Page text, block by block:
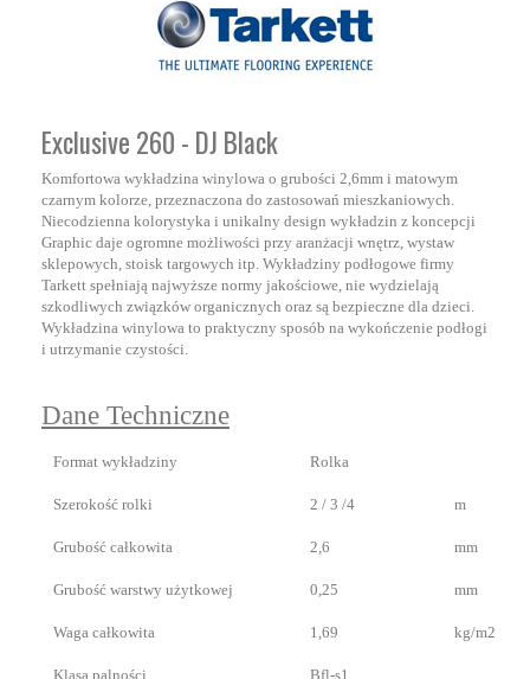
Exclusive 260 - DJ Black
Komfortowa wykładzina winylowa o grubości 2,6mm i matowym
czarnym kolorze, przeznaczona do zastosowań mieszkaniowych.
Niecodzienna kolorystyka i unikalny design wykładzin z koncepcji
Graphic daje ogromne możliwości przy aranżacji wnętrz, wystaw
sklepowych, stoisk targowych itp. Wykładziny podłogowe firmy
Tarkett spełniają najwyższe normy jakościowe, nie wydzielają
szkodliwych związków organicznych oraz są bezpieczne dla dzieci.
Wykładzina winylowa to praktyczny sposób na wykończenie podłogi
i utrzymanie czystości.
Dane Techniczne
Format wykładziny Rolka
Szerokość rolki 2 / 3 /4 m
Grubość całkowita 2,6 mm
Grubość warstwy użytkowej 0,25 mm
Waga całkowita 1,69 kg/m2
Klasa palności Bfl-s1